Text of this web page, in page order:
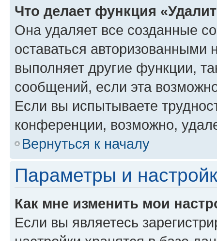
Что делает функция
Она удаляет все созданные
оставаться авторизованными
выполняет другие функции,
сообщений, если эта
Если вы испытываете
конференции, возможно,
Вернуться к началу
Параметры и
Как мне изменить мои
Если вы являетесь